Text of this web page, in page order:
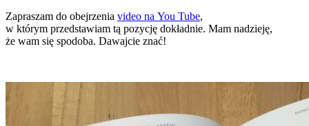
Zapraszam do obejrzenia video na You Tube,
w którym przedstawiam tą pozycję dokładnie. Mam nadzieję,
że wam się spodoba. Dawajcie znać!